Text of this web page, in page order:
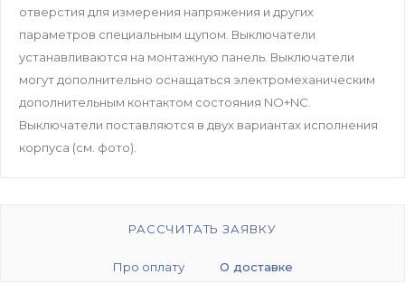
отверстия для измерения напряжения и других
параметров специальным щупом. Выключатели
устанавливаются на монтажную панель. Выключатели
могут дополнительно оснащаться электромеханическим
дополнительным контактом состояния NO+NC.
Выключатели поставляются в двух вариантах исполнения
корпуса (см. фото).
РАССЧИТАТЬ ЗАЯВКУ
Про оплату О доставке